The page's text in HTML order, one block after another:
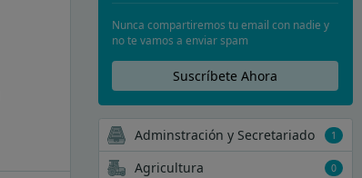
Nunca compartiremos tu email con nadie y
no te vamos a enviar spam
Suscríbete Ahora
Adminstración y Secretariado 1
Agricultura 0